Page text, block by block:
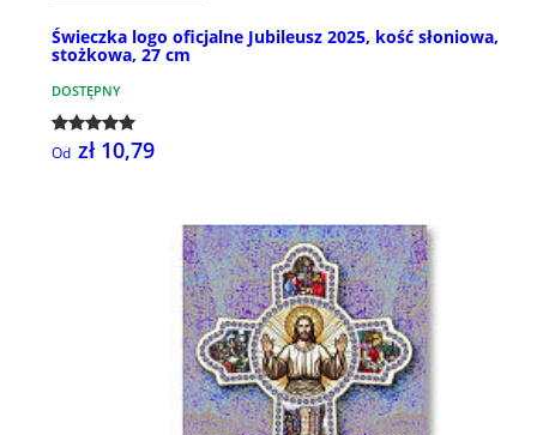
Świeczka logo oficjalne Jubileusz 2025, kość słoniowa,
stożkowa, 27 cm
DOSTĘPNY
Od zł 10,79